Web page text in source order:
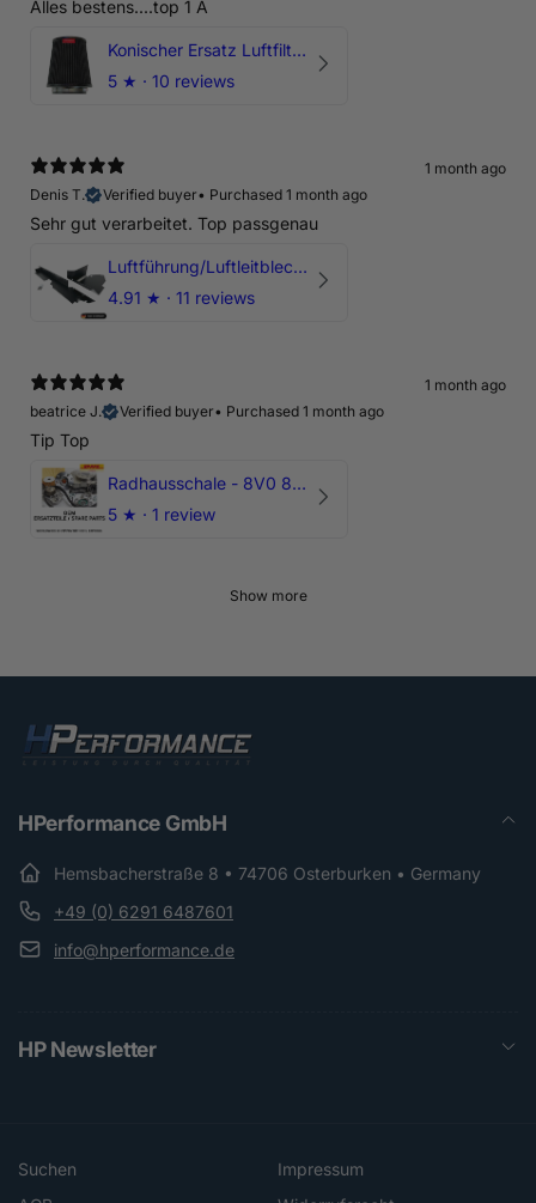
Alles bestens....top 1 A
Konischer Ersatz Luftfilter Pilz - 4" & 5" Offene Ansaugung
5 ★ · 10 reviews
1 month ago
Denis T.
Verified buyer• Purchased 1 month ago
Sehr gut verarbeitet. Top passgenau
Luftführung/Luftleitblech 5" 125mm offene Ansaugung HPerformance
4.91 ★ · 11 reviews
1 month ago
beatrice J.
Verified buyer• Purchased 1 month ago
Tip Top
Radhausschale - 8V0 821 191 C - Original Ersatzteil für Audi RS3 Sportback
5 ★ · 1 review
Show more
HPerformance GmbH
Hemsbacherstraße 8 • 74706 Osterburken • Germany
+49 (0) 6291 6487601
info@hperformance.de
HP Newsletter
Suchen
Impressum